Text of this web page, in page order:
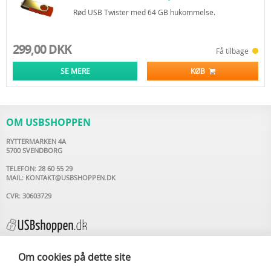
Rød USB Twister med 64 GB hukommelse.
299,00 DKK Få tilbage
SE MERE KØB
OM USBSHOPPEN
RYTTERMARKEN 4A
5700 SVENDBORG
TELEFON: 28 60 55 29
MAIL: KONTAKT@USBSHOPPEN.DK
CVR: 30603729
Om cookies på dette site